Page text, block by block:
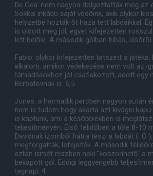
De Gea: nem nagyon dolgoztatták meg az
Sokkal inkább saját védõink, akik olykor
helyzetbe hozták õt haza tett labdáikkal.
is oldott meg jól, egyet kifejezetten
lett belõle. A második gólban hibás,
Fabio: olykor kifejezetten tetszett a játéka.
alkalom, amikor védekezése nem volt az
támadásokhoz jól csatlakozott, adott egy
Berbatovnak is. 6,5
Jones: a harmadik percben nagyon sután
nem is tudom hogy akarta azt kivágni kapu
is kaptunk, ami a késõbbiekben is
teljesítményén. Elsõ félidõben a tõle 8-10
Davidnak izomból hátra teszi a labdát ( :O
megforgatták, lefejelték. A második
aztán ismét részben neki "köszönhetõ" a
bekapott gól. Eddigi leggyengébb
tegnapi. 4